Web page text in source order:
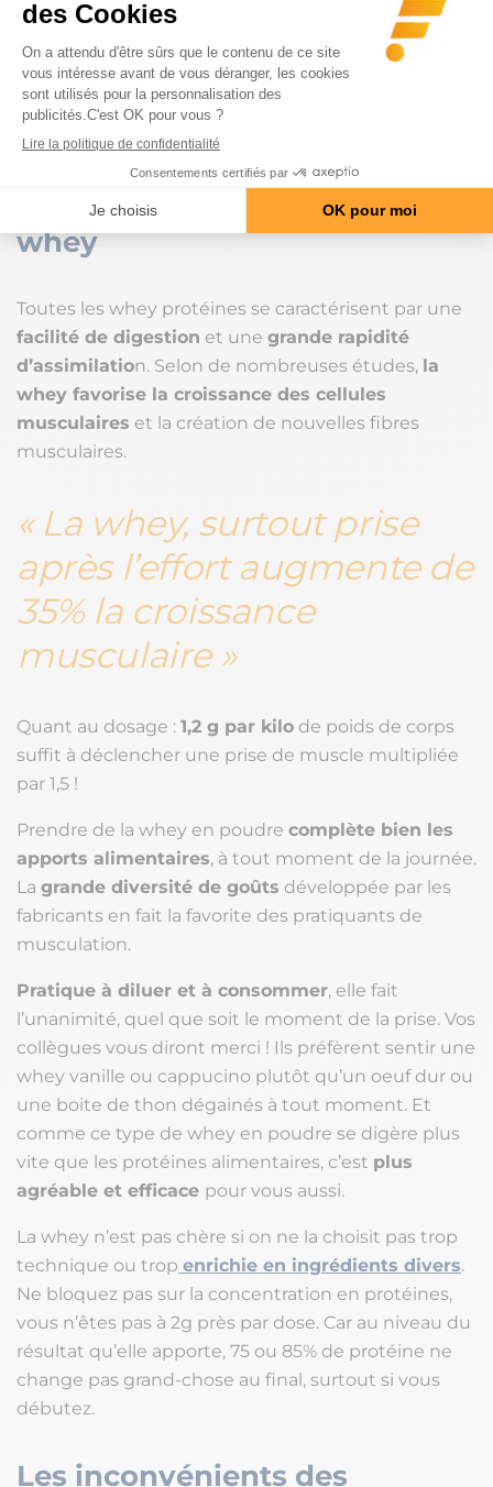
assimilables.
La whey hydrolysate (produit fini avec arômes et
édulcorants) annonce environ 80% de protéines
se digère extrêmement vite, c’est le plus haut
niveau de qualité avec le meilleur taux d’absorption.
Les avantages des protéines
whey
Toutes les whey protéines se caractérisent par une
facilité de digestion et une grande rapidité
d’assimilation. Selon de nombreuses études, la
whey favorise la croissance des cellules
musculaires et la création de nouvelles fibres
musculaires.
La whey, surtout prise
après l’effort augmente de
35% la croissance
musculaire
Quant au dosage : 1,2 g par kilo de poids de corps
suffit à déclencher une prise de muscle multipliée
par 1,5 !
Prendre de la whey en poudre complète bien les
apports alimentaires, à tout moment de la journée.
La grande diversité de goûts développée par les
fabricants en fait la favorite des pratiquants de
musculation.
Pratique à diluer et à consommer, elle fait
l’unanimité, quel que soit le moment de la prise. Vos
collègues vous diront merci ! Ils préfèrent sentir une
whey vanille ou cappucino plutôt qu’un oeuf dur ou
une boite de thon dégainés à tout moment. Et
comme ce type de whey en poudre se digère plus
vite que les protéines alimentaires, c’est plus
agréable et efficace pour vous aussi.
La whey n’est pas chère si on ne la choisit pas trop
technique ou trop enrichie en ingrédients divers.
Ne bloquez pas sur la concentration en protéines,
vous n’êtes pas à 2g près par dose. Car au niveau du
résultat qu’elle apporte, 75 ou 85% de protéine ne
change pas grand-chose au final, surtout si vous
débutez.
Les inconvénients des